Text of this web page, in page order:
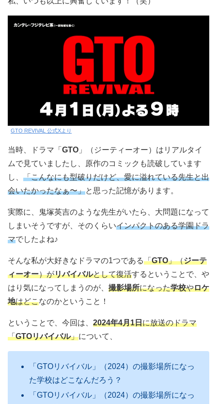
GTO REVIVAL 公式Xより
当時、ドラマ「 GTO 」（ジーティーオー）はリアルタイ
ムで見ていましたし、原作のコミックも読破しています
し、 「こんなにも型破りだけど、愛に溢れている先生と出
会いたかったなぁ〜」と思った記憶があります。
実際に、鬼塚英吉のような先生がいたら、大問題になって
しまいそうですが、そのくらいインパクトのある学園ドラ
マでしたよね♪
そんな私が大好きなドラマの1つである「GTO」（ジーテ
ィーオー）がリバイバルとして復活するということで、や
はり気になってしまうのが、 撮影場所になった学校やロケ
地はどこなのかということ！
ということで、今回は、 2024年4月1日に放送のドラマ
「GTOリバイバル」について、
「GTOリバイバル」（2024）の撮影場所になっ
た学校はどこなんだろう？
「GTOリバイバル」（2024）の撮影場所になっ